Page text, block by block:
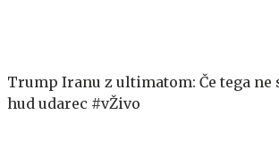
Trump Iranu z ultimatom: Če tega
hud udarec #vŽivo